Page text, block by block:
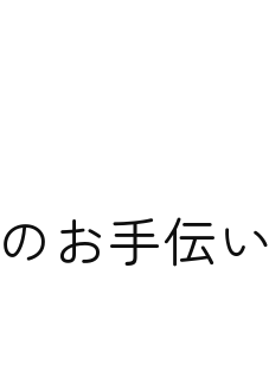
お手伝い
うしよう…
登場!!
お手伝い